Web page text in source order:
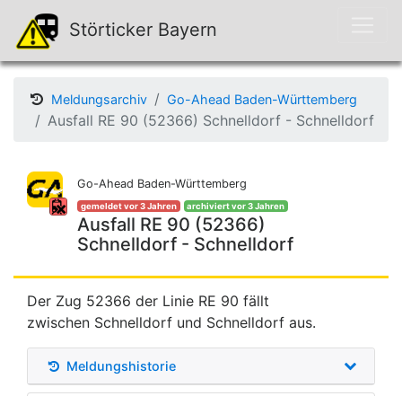
Störticker Bayern
Meldungsarchiv Go-Ahead Baden-Württemberg
Ausfall RE 90 (52366) Schnelldorf - Schnelldorf
Go-Ahead Baden-Württemberg
gemeldet vor 3 Jahren archiviert vor 3 Jahren
Ausfall RE 90 (52366)
Schnelldorf - Schnelldorf
Der Zug 52366 der Linie RE 90 fällt
zwischen Schnelldorf und Schnelldorf aus.
Meldungshistorie